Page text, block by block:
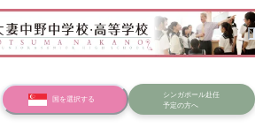
国を選択する
シンガポール赴任
予定の方へ